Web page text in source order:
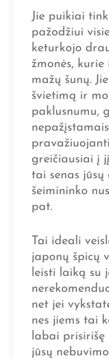
Jie puikiai
pažodžiui
keturkojo
žmonės,
mažų šunų.
švietimą ir
paklusnumu,
greičiausiai į
tai senas
šeimininko
pat.
Tai ideali
japonų špicų
leisti laiką su
net jei
nes jiems tai
labai prisirišę
jūsų